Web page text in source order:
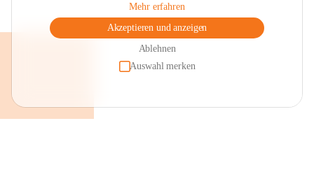
Mehr erfahren
Akzeptieren und anzeigen
Ablehnen
Auswahl merken